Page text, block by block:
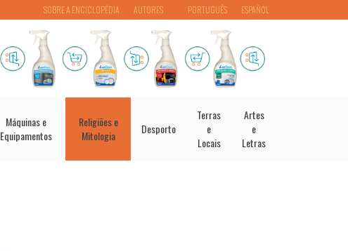
PORTUGUÊS ESPAÑOL
SOBRE A ENCICLOPÉDIA AUTORES
Máquinas e
Equipamentos
Religiões e
Mitologia
Desporto
Terras
e
Locais
Artes
e
Letras